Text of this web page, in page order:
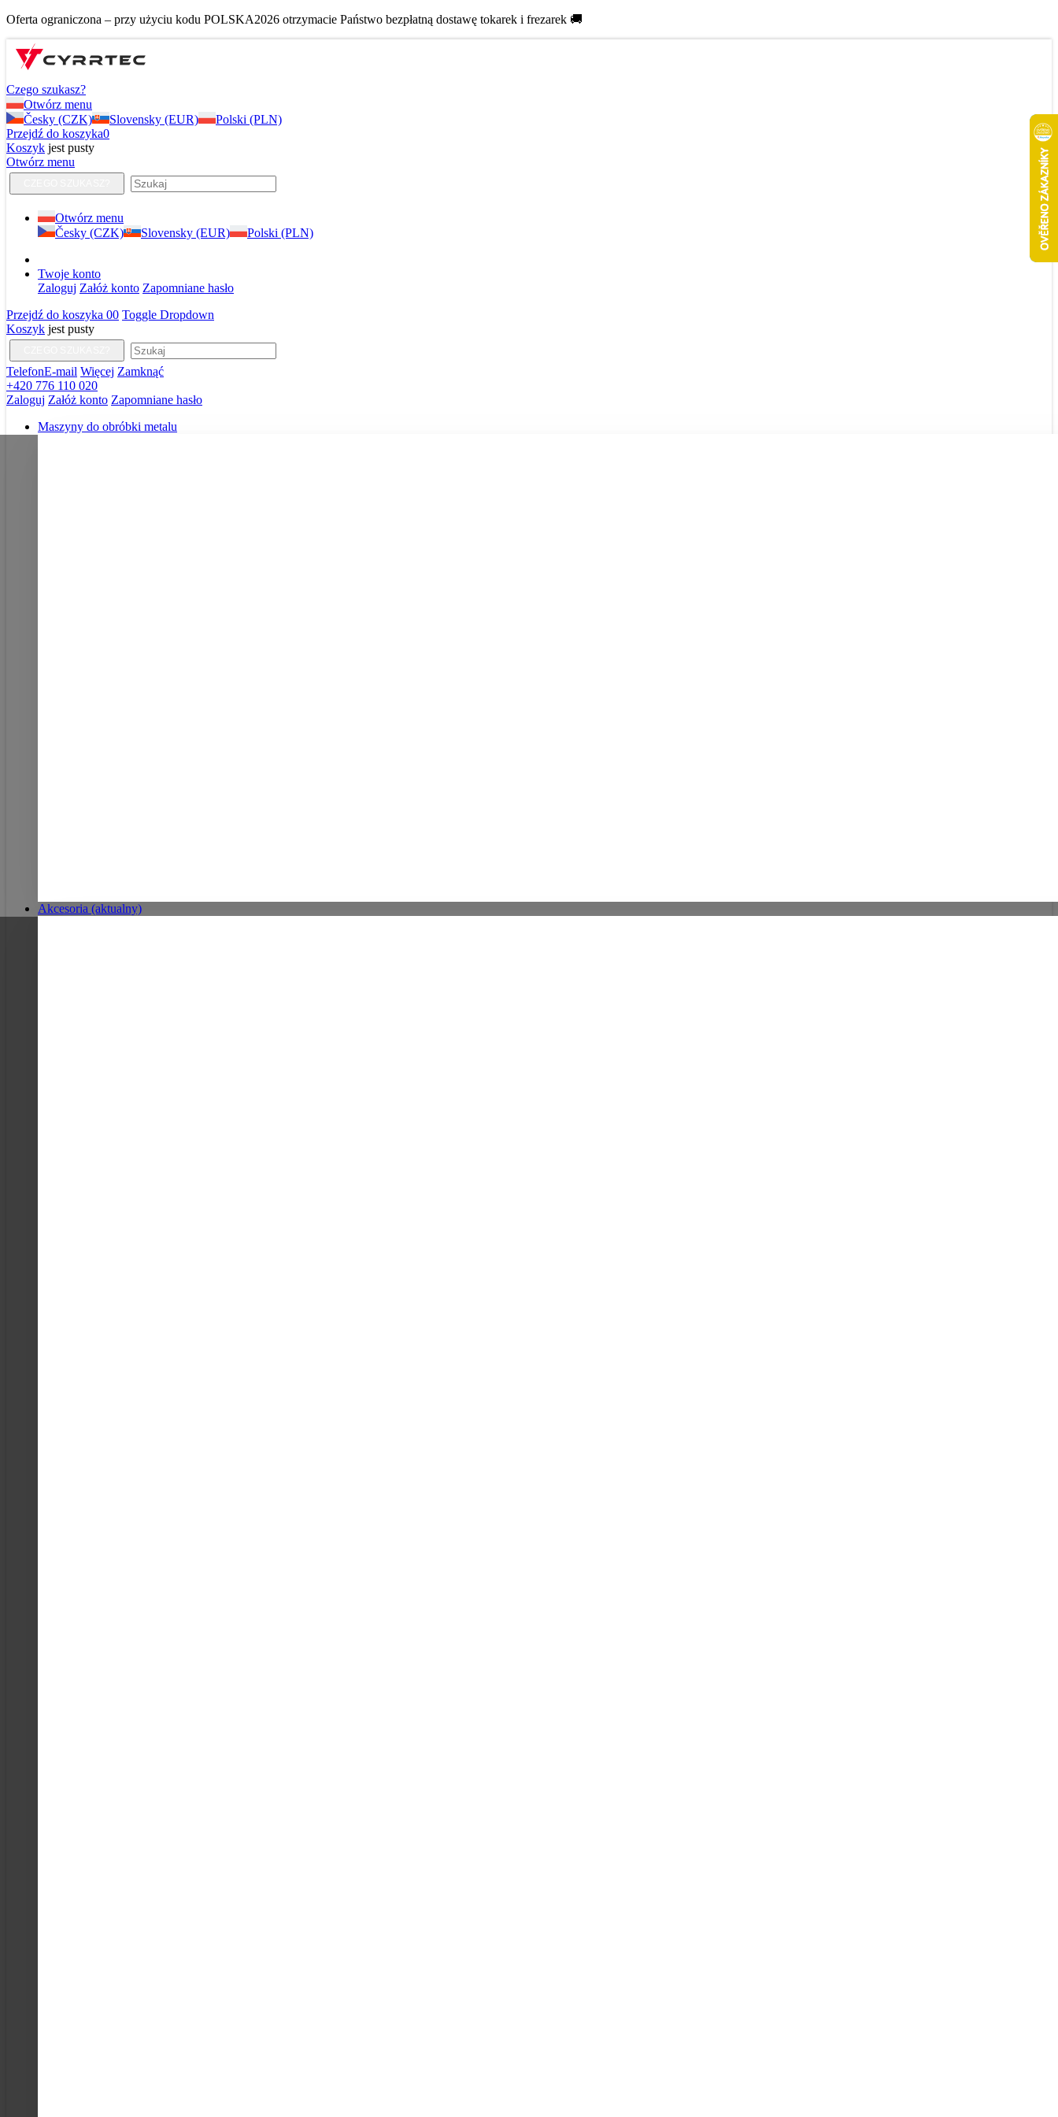
Oferta ograniczona – przy użyciu kodu POLSKA2026 otrzymacie Państwo bezpłatną dostawę tokarek i frezarek 🚚
Czego szukasz?
Otwórz menu
Česky (CZK)
Slovensky (EUR)
Polski (PLN)
Przejdź do koszyka0
Koszyk jest pusty
Otwórz menu
Otwórz menu
Česky (CZK)
Slovensky (EUR) Polski (PLN)
Twoje konto
Zaloguj Załóż konto Zapomniane hasło
Przejdź do koszyka 00 Toggle Dropdown
Koszyk jest pusty
TelefonE-mail Więcej Zamknąć
+420 776 110 020
Zaloguj Załóż konto Zapomniane hasło
Maszyny do obróbki metalu
Akcesoria (aktualny)